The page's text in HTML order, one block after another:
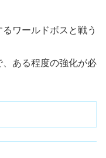
ワールドボスと戦う
ある程度の強化が必